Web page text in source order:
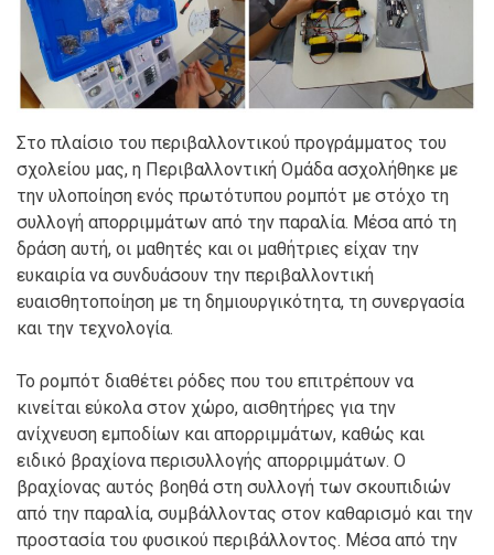
Στο πλαίσιο του περιβαλλοντικού προγράμματος του
σχολείου μας, η Περιβαλλοντική Ομάδα ασχολήθηκε με
την υλοποίηση ενός πρωτότυπου ρομπότ με στόχο τη
συλλογή απορριμμάτων από την παραλία. Μέσα από τη
δράση αυτή, οι μαθητές και οι μαθήτριες είχαν την
ευκαιρία να συνδυάσουν την περιβαλλοντική
ευαισθητοποίηση με τη δημιουργικότητα, τη συνεργασία
και την τεχνολογία.
Το ρομπότ διαθέτει ρόδες που του επιτρέπουν να
κινείται εύκολα στον χώρο, αισθητήρες για την
ανίχνευση εμποδίων και απορριμμάτων, καθώς και
ειδικό βραχίονα περισυλλογής απορριμμάτων. Ο
βραχίονας αυτός βοηθά στη συλλογή των σκουπιδιών
από την παραλία, συμβάλλοντας στον καθαρισμό και την
προστασία του φυσικού περιβάλλοντος. Μέσα από την